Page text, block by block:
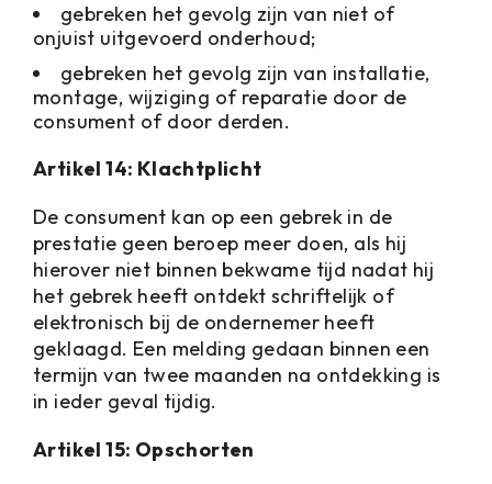
gebreken het gevolg zijn van niet of
onjuist uitgevoerd onderhoud;
gebreken het gevolg zijn van installatie,
montage, wijziging of reparatie door de
consument of door derden.
Artikel 14: Klachtplicht
De consument kan op een gebrek in de
prestatie geen beroep meer doen, als hij
hierover niet binnen bekwame tijd nadat hij
het gebrek heeft ontdekt schriftelijk of
elektronisch bij de ondernemer heeft
geklaagd. Een melding gedaan binnen een
termijn van twee maanden na ontdekking is
in ieder geval tijdig.
Artikel 15: Opschorten